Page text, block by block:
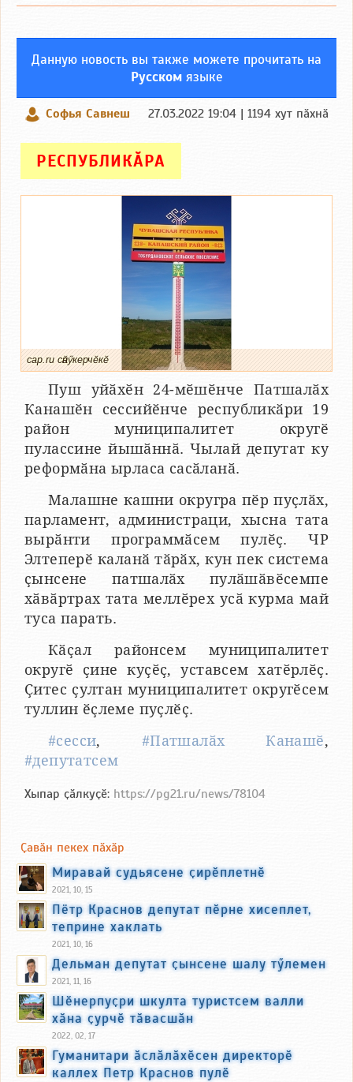
Данную новость вы также можете прочитать на
Русскомязыке
Софья Савнеш 27.03.2022 19:04 | 1194 хут пӑхнӑ
РЕСПУБЛИКӐРА
cap.ru сӑнӳкерчӗкӗ
Пуш уйӑхӗн 24-мӗшӗнче Патшалӑх
Канашӗн сессийӗнче республикӑри 19
район муниципалитет округӗ
пулассине йышӑннӑ. Чылай депутат ку
реформӑна ырласа сасӑланӑ.
Малашне кашни округра пӗр пуҫлӑх,
парламент, администраци, хысна тата
вырӑнти программӑсем пулӗҫ. ЧР
Элтеперӗ каланӑ тӑрӑх, кун пек система
ҫынсене патшалӑх пулӑшӑвӗсемпе
хӑвӑртрах тата меллӗрех усӑ курма май
туса парать.
Кӑҫал районсем муниципалитет
округӗ ҫине куҫӗҫ, уставсем хатӗрлӗҫ.
Ҫитес ҫултан муниципалитет округӗсем
туллин ӗҫлеме пуҫлӗҫ.
#сесси, #Патшалӑх Канашӗ,
#депутатсем
Хыпар ҫӑлкуҫӗ: https://pg21.ru/news/78104
Ҫавӑн пекех пӑхӑр
Миравай судьясене ҫирӗплетнӗ
2021, 10, 15
Пётр Краснов депутат пӗрне хисеплет,
теприне хаклать
2021, 10, 16
Дельман депутат ҫынсене шалу тӳлемен
2021, 11, 16
Шӗнерпуҫри шкулта туристсем валли
хӑна ҫурчӗ тӑвасшӑн
2022, 02, 17
Гуманитари ӑслӑлӑхӗсен директорӗ
каллех Петр Краснов пулӗ